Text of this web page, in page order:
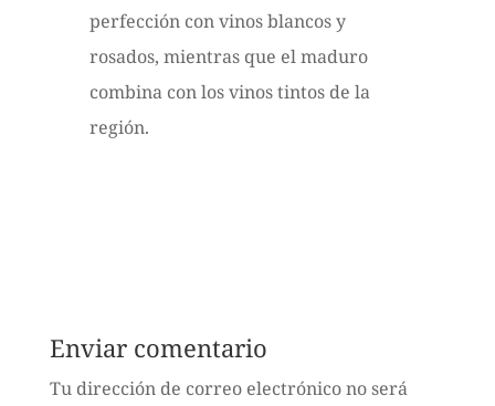
perfección con vinos blancos y
rosados, mientras que el maduro
combina con los vinos tintos de la
región.
Enviar comentario
Tu dirección de correo electrónico no será